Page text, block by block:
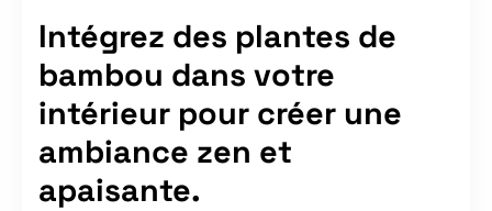
Intégrez des plantes de
bambou dans votre
intérieur pour créer une
ambiance zen et
apaisante.